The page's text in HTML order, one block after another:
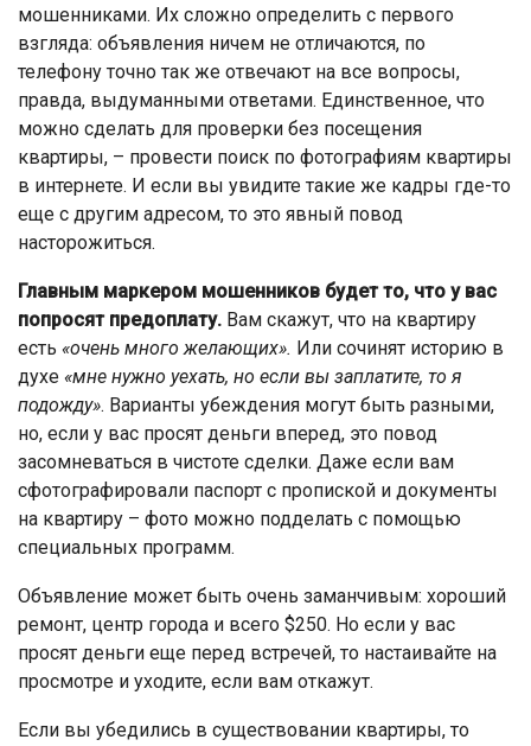
мошенниками. Их сложно определить с первого
взгляда: объявления ничем не отличаются, по
телефону точно так же отвечают на все вопросы,
правда, выдуманными ответами. Единственное, что
можно сделать для проверки без посещения
квартиры, – провести поиск по фотографиям квартиры
в интернете. И если вы увидите такие же кадры где-то
еще с другим адресом, то это явный повод
насторожиться.
Главным маркером мошенников будет то, что у вас
попросят предоплату. Вам скажут, что на квартиру
есть «очень много желающих». Или сочинят историю в
духе «мне нужно уехать, но если вы заплатите, то я
подожду». Варианты убеждения могут быть разными,
но, если у вас просят деньги вперед, это повод
засомневаться в чистоте сделки. Даже если вам
сфотографировали паспорт с пропиской и документы
на квартиру – фото можно подделать с помощью
специальных программ.
Объявление может быть очень заманчивым: хороший
ремонт, центр города и всего $250. Но если у вас
просят деньги еще перед встречей, то настаивайте на
просмотре и уходите, если вам откажут.
Если вы убедились в существовании квартиры, то